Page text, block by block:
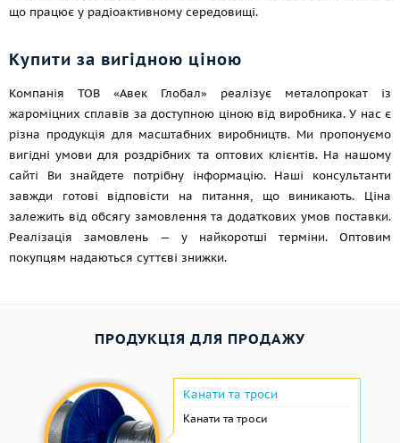
що працює у радіоактивному середовищі.
Купити за вигідною ціною
Компанія ТОВ «Авек Глобал» реалізує металопрокат із
жароміцних сплавів за доступною ціною від виробника. У нас є
різна продукція для масштабних виробництв. Ми пропонуємо
вигідні умови для роздрібних та оптових клієнтів. На нашому
сайті Ви знайдете потрібну інформацію. Наші консультанти
завжди готові відповісти на питання, що виникають. Ціна
залежить від обсягу замовлення та додаткових умов поставки.
Реалізація замовлень — у найкоротші терміни. Оптовим
покупцям надаються суттєві знижки.
ПРОДУКЦІЯ ДЛЯ ПРОДАЖУ
Канати та троси
Канати та троси